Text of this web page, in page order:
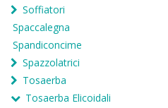
Soffiatori
Spaccalegna
Spandiconcime
Spazzolatrici
Tosaerba
Tosaerba Elicoidali